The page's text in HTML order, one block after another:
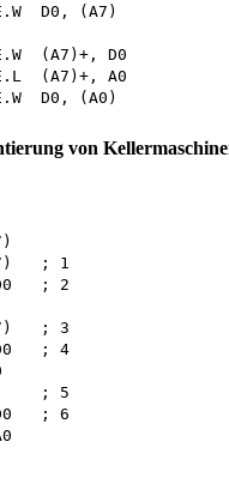
D0, (A7)
(A7)+, D0
(A7)+, A0
von
; 1
; 2
; 3
D0   ; 4
; 5
; 6